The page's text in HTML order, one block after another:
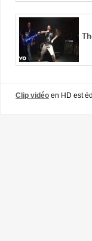
Clip vidéo en HD est